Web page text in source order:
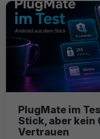
PlugMate im
Stick, aber kein
Vertrauen